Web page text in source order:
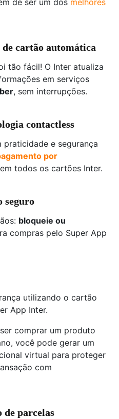
de ser um dos melhores
cartão automática
tão fácil! O Inter atualiza
em serviços
, sem interrupções.
contactless
praticidade e segurança
por
todos os cartões Inter.
seguro
bloqueie ou
compras pelo Super App
utilizando o cartão
App Inter.
comprar um produto
você pode gerar um
virtual para proteger
com
de parcelas